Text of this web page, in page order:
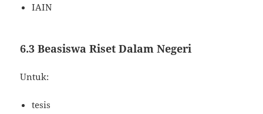
IAIN
6.3 Beasiswa Riset Dalam Negeri
Untuk:
tesis